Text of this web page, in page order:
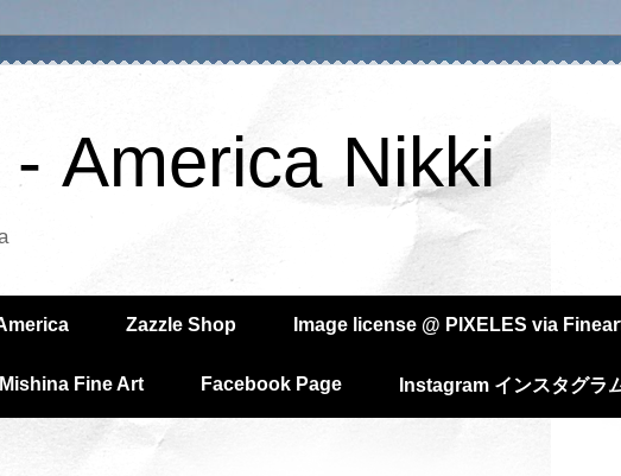
America Nikki
Zazzle Shop Image license @ PIXELES via
Fine Art Facebook Page Instagram インスタグラ